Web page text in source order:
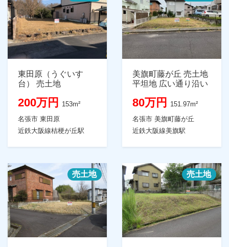
東田原（うぐいす
台） 売土地
200万円
153m²
名張市 東田原
近鉄大阪線桔梗が丘駅
美旗町藤が丘 売土地
平坦地 広い通り沿い
80万円
151.97m²
名張市 美旗町藤が丘
近鉄大阪線美旗駅
売土地 売土地